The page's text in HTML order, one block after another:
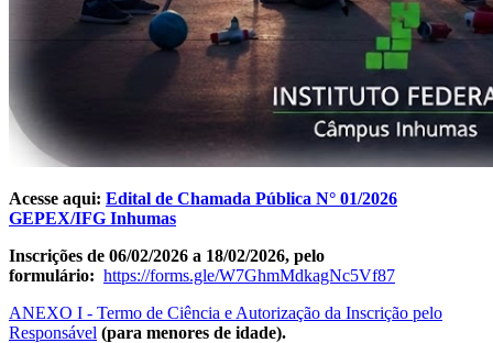
Acesse aqui: Edital de Chamada Pública N° 01/2026
GEPEX/IFG Inhumas
Inscrições de 06/02/2026 a 18/02/2026, pelo
formulário: https://forms.gle/W7GhmMdkagNc5Vf87
ANEXO I - Termo de Ciência e Autorização da Inscrição pelo
Responsável (para menores de idade).